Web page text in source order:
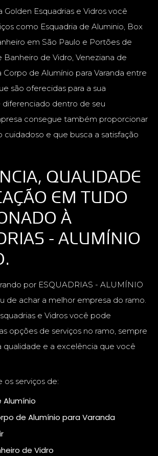
Golden Esquadrias e Vidros você
como Esquadria de Aluminio, Box
em São Paulo e Portões de
Banheiro de Vidro, Veneziana de
Corpo de Alumínio para Varanda entre
são oferecidas para a sua
diferenciado dentro de seu
consegue também proporcionar
e que busca a satisfação
QUALIDADE
EM TUDO
À
- ALUMÍNIO
por ESQUADRIAS - ALUMÍNIO
de achar a melhor empresa do ramo.
e Vidros você pode
opções de serviços no ramo, sempre
e a excelência que você
os serviços de:
Alumínio
de Alumínio para Varanda
de Vidro